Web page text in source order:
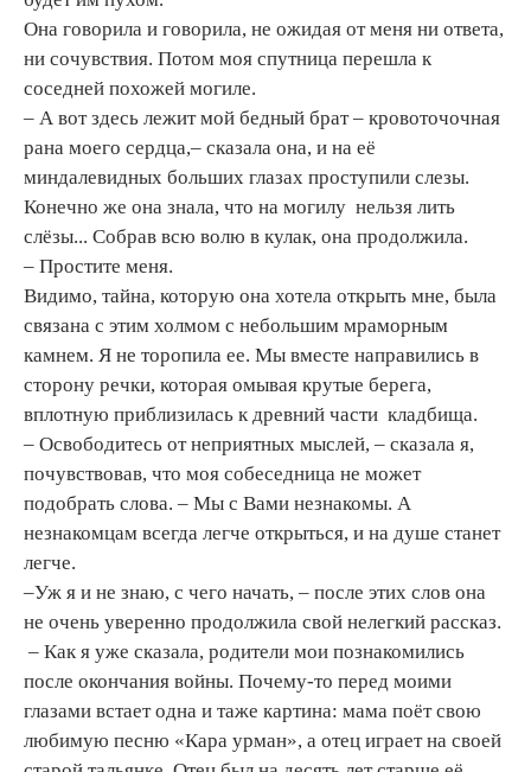
Она говорила и говорила, не ожидая от меня ни ответа,
ни сочувствия. Потом моя спутница перешла к
соседней похожей могиле.
– А вот здесь лежит мой бедный брат – кровоточочная
рана моего сердца,– сказала она, и на её
миндалевидных больших глазах проступили слезы.
Конечно же она знала, что на могилу нельзя лить
слёзы... Собрав всю волю в кулак, она продолжила.
– Простите меня.
Видимо, тайна, которую она хотела открыть мне, была
связана с этим холмом с небольшим мраморным
камнем. Я не торопила ее. Мы вместе направились в
сторону речки, которая омывая крутые берега,
вплотную приблизилась к древний части кладбища.
– Освободитесь от неприятных мыслей, – сказала я,
почувствовав, что моя собеседница не может
подобрать слова. – Мы с Вами незнакомы. А
незнакомцам всегда легче открыться, и на душе станет
легче.
–Уж я и не знаю, с чего начать, – после этих слов она
не очень уверенно продолжила свой нелегкий рассказ.
– Как я уже сказала, родители мои познакомились
после окончания войны. Почему-то перед моими
глазами встает одна и таже картина: мама поёт свою
любимую песню «Кара урман», а отец играет на своей